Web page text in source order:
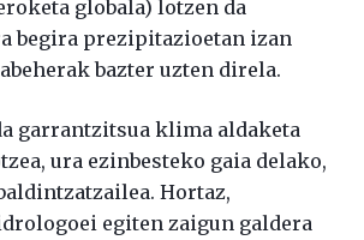
globala) lotzen da
begira prezipitazioetan izan
bazter uzten direla.
garrantzitsua klima aldaketa
ura ezinbesteko gaia delako,
Hortaz,
egiten zaigun galdera